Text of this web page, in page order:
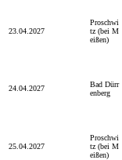
23.04.2027
Proschwi
tz (bei M
eißen)
24.04.2027
Bad Dürr
enberg
25.04.2027
Proschwi
tz (bei M
eißen)